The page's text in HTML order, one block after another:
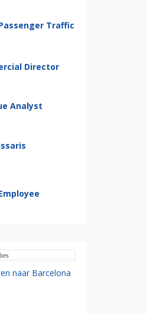
Traffic
Director
Analyst
naar Barcelona